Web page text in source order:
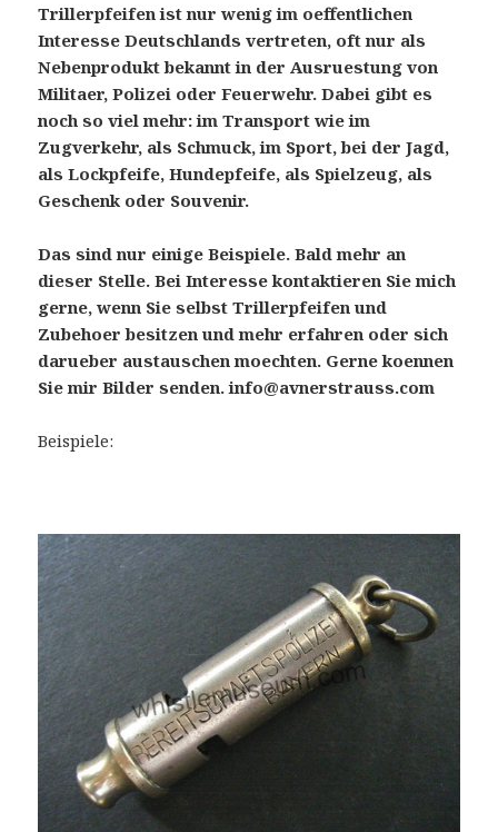
Trillerpfeifen ist nur wenig im oeffentlichen
Interesse Deutschlands vertreten, oft nur als
Nebenprodukt bekannt in der Ausruestung von
Militaer, Polizei oder Feuerwehr. Dabei gibt es
noch so viel mehr: im Transport wie im
Zugverkehr, als Schmuck, im Sport, bei der Jagd,
als Lockpfeife, Hundepfeife, als Spielzeug, als
Geschenk oder Souvenir.
Das sind nur einige Beispiele. Bald mehr an
dieser Stelle. Bei Interesse kontaktieren Sie mich
gerne, wenn Sie selbst Trillerpfeifen und
Zubehoer besitzen und mehr erfahren oder sich
darueber austauschen moechten. Gerne koennen
Sie mir Bilder senden. info@avnerstrauss.com
Beispiele: